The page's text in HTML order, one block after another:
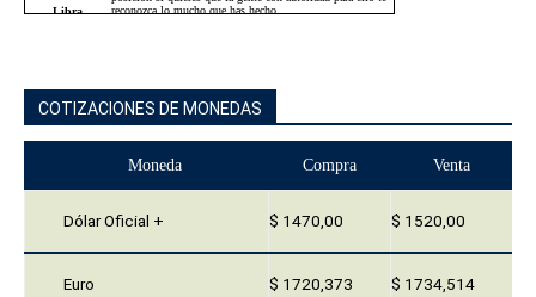
COTIZACIONES DE MONEDAS
Moneda Compra Venta
Dólar Oficial + $ 1470,00 $ 1520,00
Euro $ 1720,373 $ 1734,514